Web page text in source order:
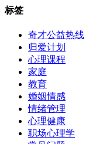
标签
奇才公益热线
归爱计划
心理课程
家庭
教育
婚姻情感
情绪管理
心理健康
职场心理学